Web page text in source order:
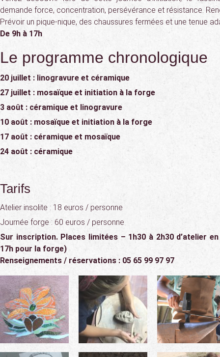
demande force, concentration, persévérance et résistance.
Prévoir un pique-nique, des chaussures fermées et une tenue
De 9h à 17h
Le programme chronologique
20 juillet : linogravure et céramique
27 juillet : mosaïque et initiation à la forge
3 août : céramique et linogravure
10 août : mosaïque et initiation à la forge
17 août : céramique et mosaïque
24 août : céramique
Tarifs
Atelier insolite : 18 euros / personne
Journée forge : 60 euros / personne
Sur inscription. Places limitées – 1h30 à 2h30 d’atelier
17h pour la forge)
Renseignements / réservations : 05 65 99 97 97